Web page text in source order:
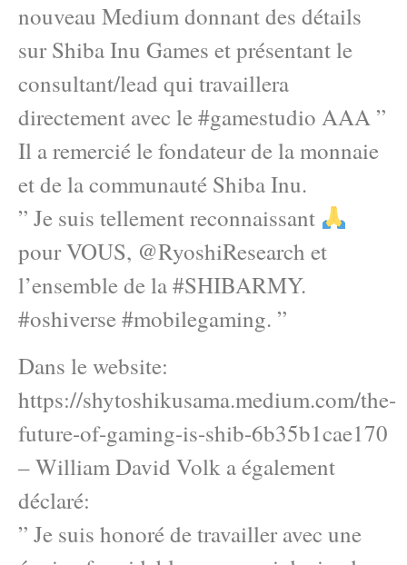
nouveau Medium donnant des détails
sur Shiba Inu Games et présentant le
consultant/lead qui travaillera
directement avec le #gamestudio AAA ”
Il a remercié le fondateur de la monnaie
et de la communauté Shiba Inu.
” Je suis tellement reconnaissant
pour VOUS, @RyoshiResearch et
l’ensemble de la #SHIBARMY.
#oshiverse #mobilegaming. ”
Dans le website:
https://shytoshikusama.medium.com/the-
future-of-gaming-is-shib-6b35b1cae170
– William David Volk a également
déclaré:
” Je suis honoré de travailler avec une